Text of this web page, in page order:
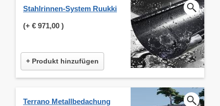
Stahlrinnen-System Ruukki
(+ € 971,00 )
+ Produkt hinzufügen
Terrano Metallbedachung